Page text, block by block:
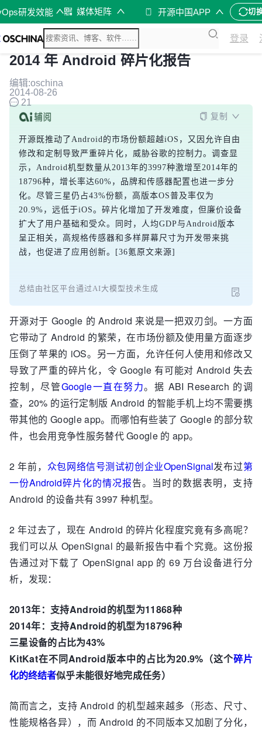
研发效能 媒体矩阵 开源中国APP 切
登录
2014 年 Android 碎片化报告
编辑:oschina
2014-08-26
21
复制
开源既推动了Android的市场份额超越iOS，又因允许自由
修改和定制导致严重碎片化，威胁谷歌的控制力。调查显
示，Android机型数量从2013年的3997种激增至2014年的
18796种，增长率达60%，品牌和传感器配置也进一步分
化。尽管三星仍占43%份额，高版本OS普及率仅为
20.9%，远低于iOS。碎片化增加了开发难度，但廉价设备
扩大了用户基础和受众。同时，人均GDP与Android版本
呈正相关，高规格传感器和多样屏幕尺寸为开发带来挑
战，也促进了应用创新。[36氪原文来源]
总结由社区平台通过AI大模型技术生成
开源对于 Google 的 Android 来说是一把双刃剑。一方面
它带动了 Android 的繁荣，在市场份额及使用量方面逐步
压倒了苹果的 iOS。另一方面，允许任何人使用和修改又
导致了严重的碎片化，令 Google 有可能对 Android 失去
控制，尽管Google一直在努力。据 ABI Research 的调
查，20% 的运行定制版 Android 的智能手机上均不需要携
带其他的 Google app。而哪怕有些装了 Google 的部分软
件，也会用竞争性服务替代 Google 的 app。
2 年前， 众包网络信号测试初创企业OpenSignal发布过第
一份Android碎片化的情况报告。当时的数据表明，支持
Android 的设备共有 3997 种机型。
2 年过去了，现在 Android 的碎片化程度究竟有多高呢？
我们可以从 OpenSignal 的最新报告中看个究竟。这份报
告通过对下载了 OpenSignal app 的 69 万台设备进行分
析，发现：
2013年：支持Android的机型为11868种
2014年：支持Android的机型为18796种
三星设备的占比为43%
KitKat在不同Android版本中的占比为20.9%（这个碎片
化的终结者似乎未能很好地完成任务）
简而言之，支持 Android 的机型越来越多（形态、尺寸、
性能规格各异），而 Android 的不同版本又加剧了分化，